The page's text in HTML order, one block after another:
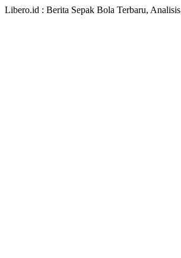
Libero.id : Berita Sepak Bola Terbaru,